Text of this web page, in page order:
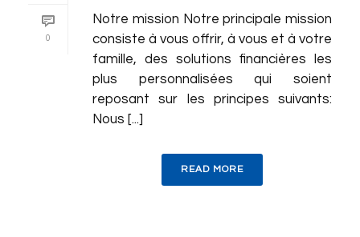
0
Notre mission Notre principale mission
consiste à vous offrir, à vous et à votre
famille, des solutions financières les
plus personnalisées qui soient
reposant sur les principes suivants:
Nous [...]
READ MORE